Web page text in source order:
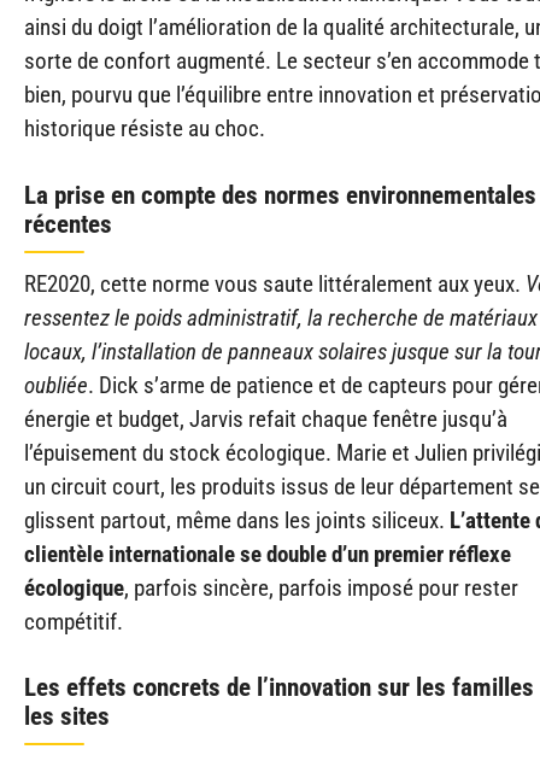
ainsi du doigt l’amélioration de la qualité architecturale,
sorte de confort augmenté. Le secteur s’en accommode
bien, pourvu que l’équilibre entre innovation et
historique résiste au choc.
La prise en compte des normes environnementales
récentes
RE2020, cette norme vous saute littéralement aux yeux.
ressentez le poids administratif, la recherche de matériaux
locaux, l’installation de panneaux solaires jusque sur la
oubliée. Dick s’arme de patience et de capteurs pour
énergie et budget, Jarvis refait chaque fenêtre jusqu’à
l’épuisement du stock écologique. Marie et Julien
un circuit court, les produits issus de leur département se
glissent partout, même dans les joints siliceux. L’attente
clientèle internationale se double d’un premier réflexe
écologique, parfois sincère, parfois imposé pour rester
compétitif.
Les effets concrets de l’innovation sur les familles
les sites